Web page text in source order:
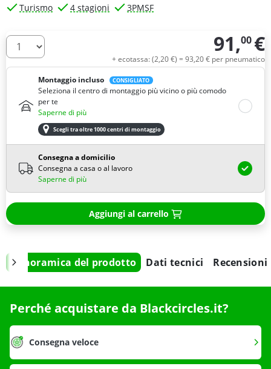
Turismo 4 stagioni 3PMSF
Quantità 91,00 €
+ ecotassa: (2,20€) = 93,20€ per pneumatico
Montaggio incluso
CONSIGLIATO
Seleziona il centro di montaggio più vicino o più comodo
per te
Saperne di più
Scegli tra oltre 1000 centri di montaggio
Consegna a domicilio
Consegna a casa o al lavoro
Saperne di più
Aggiungi al carrello
Panoramica del prodotto Dati tecnici Recensioni
Perché acquistare da Blackcircles.it?
Consegna veloce